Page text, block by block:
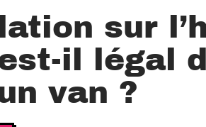
sur
il légal
van ?